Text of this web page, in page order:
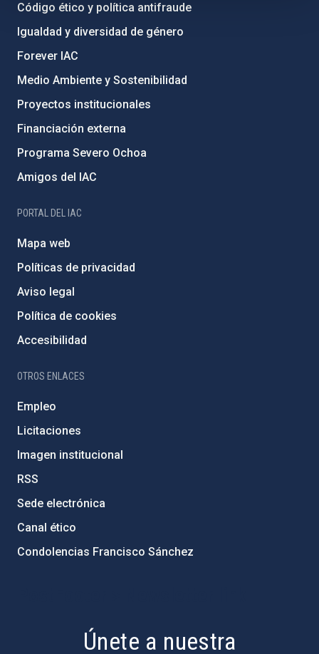
Código ético y política antifraude
Igualdad y diversidad de género
Forever IAC
Medio Ambiente y Sostenibilidad
Proyectos institucionales
Financiación externa
Programa Severo Ochoa
Amigos del IAC
PORTAL DEL IAC
Mapa web
Políticas de privacidad
Aviso legal
Política de cookies
Accesibilidad
OTROS ENLACES
Empleo
Licitaciones
Imagen institucional
RSS
Sede electrónica
Canal ético
Condolencias Francisco Sánchez
Únete a nuestra